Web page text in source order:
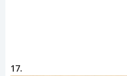
17.